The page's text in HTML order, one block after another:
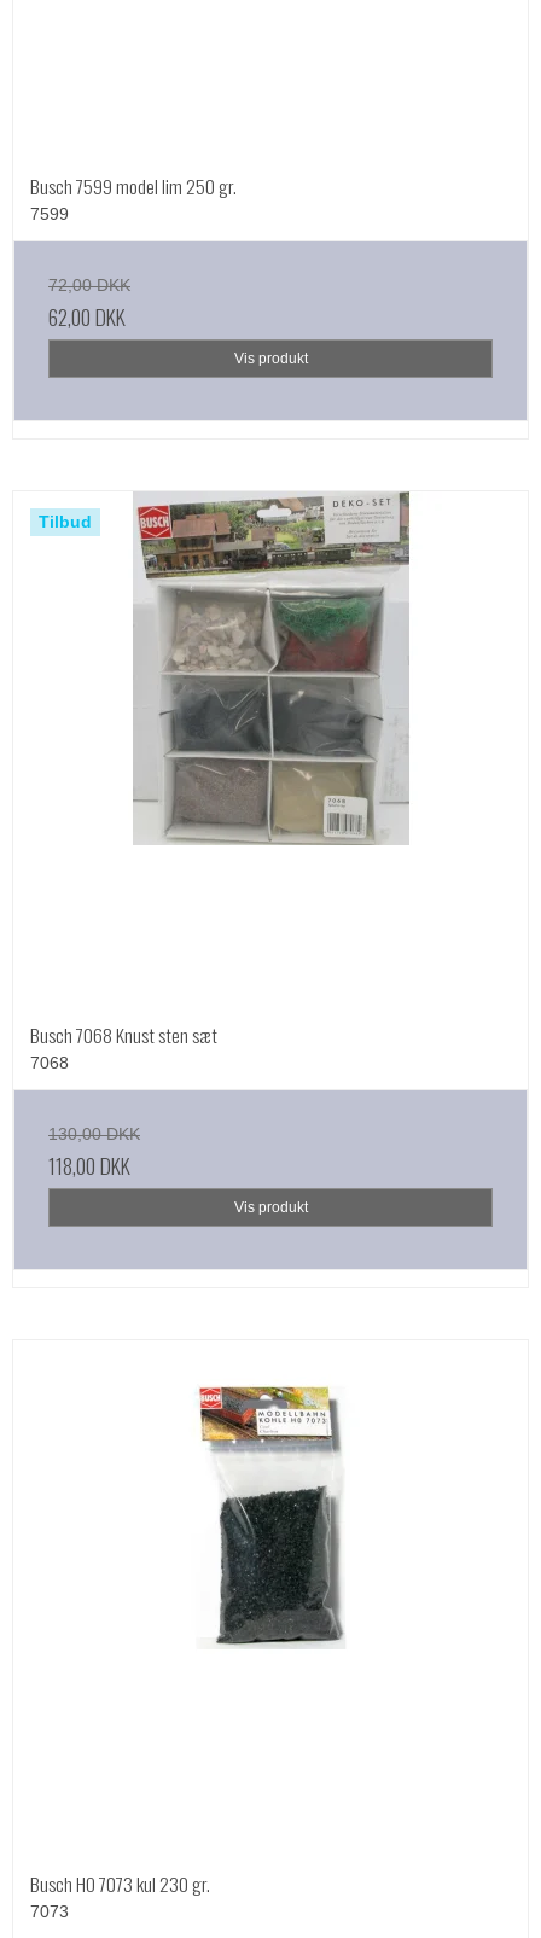
Busch 7599 model lim 250 gr.
7599
72,00 DKK
62,00 DKK
Vis produkt
Tilbud
Busch 7068 Knust sten sæt
7068
130,00 DKK
118,00 DKK
Vis produkt
Busch HO 7073 kul 230 gr.
7073